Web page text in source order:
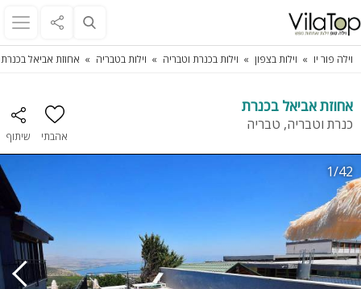
וילה פור יו וילות בצפון וילות בכנרת וטבריה וילות בטבריה אחוזת אביאל בכנרת
אחוזת אביאל בכנרת
כנרת וטבריה, טבריה
אהבתי שיתוף
1/42